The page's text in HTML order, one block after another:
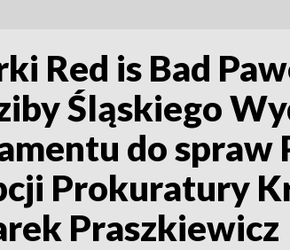
Red is Bad
Śląskiego
do spraw
Prokuratury
Praszkiewicz